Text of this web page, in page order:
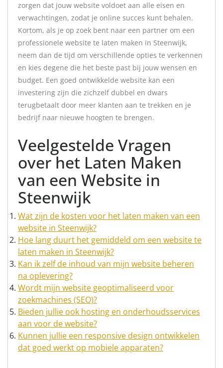
zorgen dat jouw website voldoet aan alle eisen en
verwachtingen, zodat je online succes kunt behalen.
Kortom, als je op zoek bent naar een partner om een
professionele website te laten maken in Steenwijk,
neem dan de tijd om verschillende opties te verkennen
en kies degene die het beste past bij jouw wensen en
budget. Een goed ontwikkelde website kan een
investering zijn die zichzelf dubbel en dwars
terugbetaalt door meer klanten aan te trekken en je
bedrijf naar nieuwe hoogten te brengen.
Veelgestelde Vragen
over het Laten Maken
van een Website in
Steenwijk
Wat zijn de kosten voor het laten maken van een
website in Steenwijk?
Hoe lang duurt het gemiddeld om een website te
laten maken in Steenwijk?
Kan ik zelf de inhoud van mijn website beheren
na oplevering?
Wordt mijn website geoptimaliseerd voor
zoekmachines (SEO)?
Bieden jullie ook hosting en onderhoudsservices
aan voor de website?
Kunnen jullie een responsive design ontwikkelen
dat goed werkt op mobiele apparaten?